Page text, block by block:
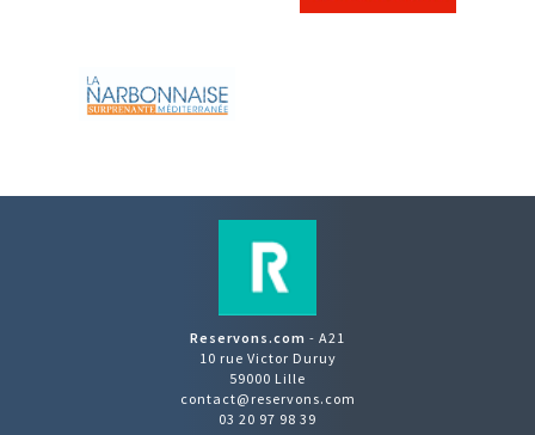
Reservons.com - A21
10 rue Victor Duruy
59000 Lille
contact@reservons.com
03 20 97 98 39